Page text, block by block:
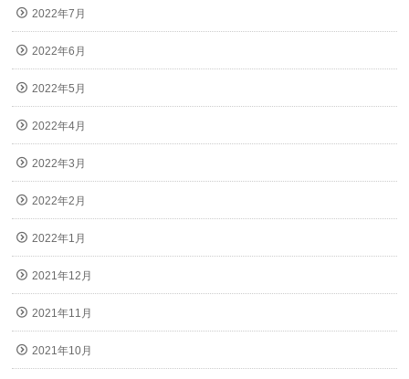
2022年7月
2022年6月
2022年5月
2022年4月
2022年3月
2022年2月
2022年1月
2021年12月
2021年11月
2021年10月